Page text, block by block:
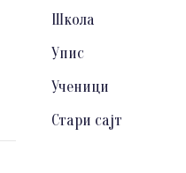
Школа
Упис
Ученици
Стари сајт